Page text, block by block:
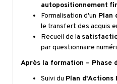
autopositionnement
Formalisation d'un Plan
le transfert des acquis
Recueil de la
par questionnaire
Après la formation – Phase
Suivi du Plan d'Actions